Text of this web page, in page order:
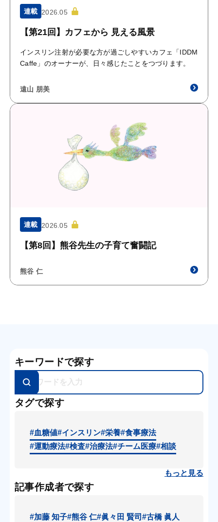
連載 2026.05
【第21回】カフェから 見える風景
インスリン注射が必要な方が過ごしやすいカフェ「IDDM
Caffe」のオーナーが、日々感じたことをつづります。
遠山 朋美
連載 2026.05
【第8回】熊谷先生の子育て奮闘記
熊谷 仁
キーワードで探す
タグで探す
#血糖値#インスリン#栄養#食事療法
#運動療法#検査#治療法#チーム医療#相談
もっと見る
記事作成者で探す
#加藤 知子#熊谷 仁#眞々田 賢司 #古橋 眞人